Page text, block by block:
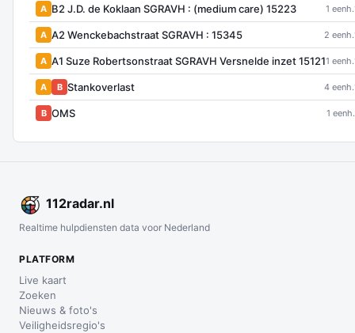
A B2 J.D. de Koklaan SGRAVH : (medium care) 15223 1 eenh.
A A2 Wenckebachstraat SGRAVH : 15345 2 eenh.
A A1 Suze Robertsonstraat SGRAVH Versnelde inzet 151211 eenh.
A B Stankoverlast 4 eenh.
B OMS 1 eenh.
112radar.nl
Realtime hulpdiensten data voor Nederland
PLATFORM
Live kaart
Zoeken
Nieuws & foto's
Veiligheidsregio's